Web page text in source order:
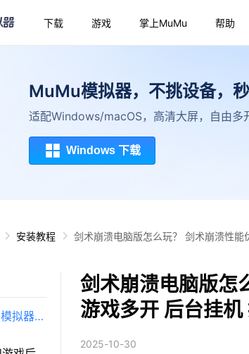
下载 游戏 掌上MuMu 帮助
MuMu模拟器，不挑设备，秒
适配Windows/macOS，高清大屏，自由多
Windows 下载
安装教程 剑术崩溃电脑版怎么玩？ 剑术崩溃性
拟器和
剑术崩溃电脑版怎
游戏多开 后台挂
2025-10-30